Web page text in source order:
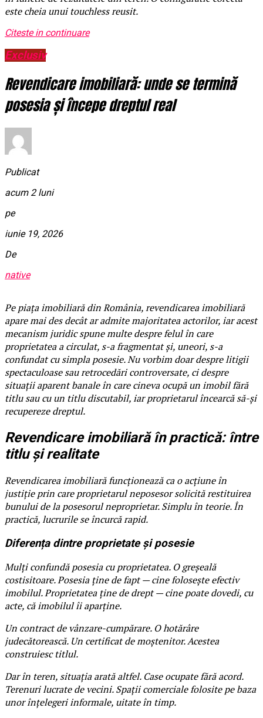
este cheia unui touchless reusit.
Citeste in continuare
Exclusiv
Revendicare imobiliară: unde se termină
posesia și începe dreptul real
Publicat
acum 2 luni
pe
iunie 19, 2026
De
native
Pe piața imobiliară din România, revendicarea imobiliară
apare mai des decât ar admite majoritatea actorilor, iar acest
mecanism juridic spune multe despre felul în care
proprietatea a circulat, s-a fragmentat și, uneori, s-a
confundat cu simpla posesie. Nu vorbim doar despre litigii
spectaculoase sau retrocedări controversate, ci despre
situații aparent banale în care cineva ocupă un imobil fără
titlu sau cu un titlu discutabil, iar proprietarul încearcă să-și
recupereze dreptul.
Revendicare imobiliară în practică: între
titlu și realitate
Revendicarea imobiliară funcționează ca o acțiune în
justiție prin care proprietarul neposesor solicită restituirea
bunului de la posesorul neproprietar. Simplu în teorie. În
practică, lucrurile se încurcă rapid.
Diferența dintre proprietate și posesie
Mulți confundă posesia cu proprietatea. O greșeală
costisitoare. Posesia ține de fapt — cine folosește efectiv
imobilul. Proprietatea ține de drept — cine poate dovedi, cu
acte, că imobilul îi aparține.
Un contract de vânzare-cumpărare. O hotărâre
judecătorească. Un certificat de moștenitor. Acestea
construiesc titlul.
Dar în teren, situația arată altfel. Case ocupate fără acord.
Terenuri lucrate de vecini. Spații comerciale folosite pe baza
unor înțelegeri informale, uitate în timp.